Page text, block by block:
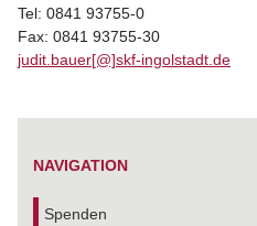
Tel: 0841 93755-0
Fax: 0841 93755-30
judit.bauer[@]skf-ingolstadt.de
NAVIGATION
Spenden